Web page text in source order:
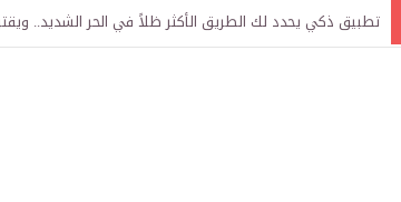
تركيا وسوريا توقعان اتفاقية لإنشاء “الجامعة السورية